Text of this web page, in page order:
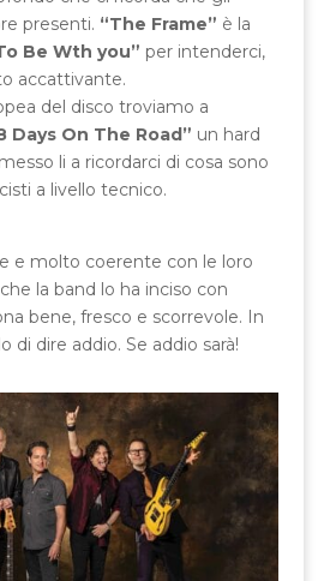
presenti. “The Frame” è la
Be Wth you” per intenderci,
accattivante.
del disco troviamo a
Days On The Road” un hard
li a ricordarci di cosa sono
a livello tecnico.
e molto coerente con le loro
la band lo ha inciso con
bene, fresco e scorrevole. In
di dire addio. Se addio sarà!